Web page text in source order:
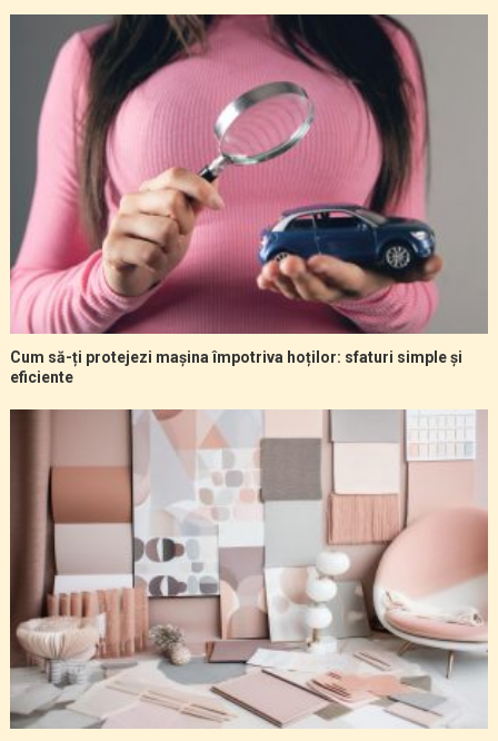
Cum să-ți protejezi mașina împotriva hoților: sfaturi simple și
eficiente